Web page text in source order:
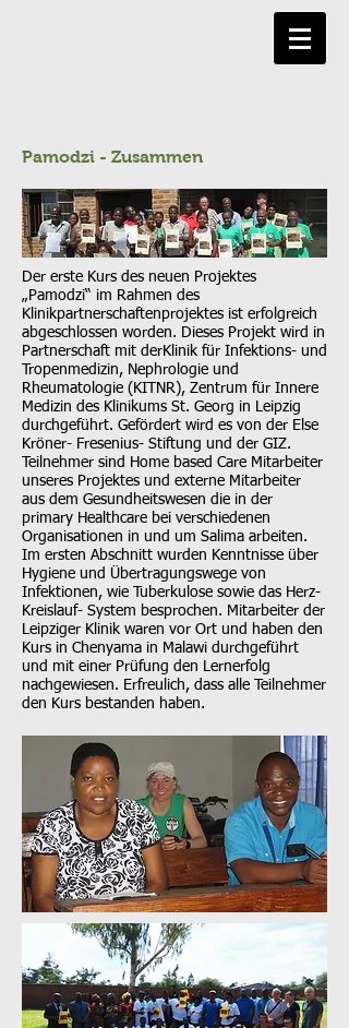
Pamodzi - Zusammen
Der erste Kurs des neuen Projektes
„Pamodzi“ im Rahmen des
Klinikpartnerschaftenprojektes ist erfolgreich
abgeschlossen worden. Dieses Projekt wird in
Partnerschaft mit derKlinik für Infektions- und
Tropenmedizin, Nephrologie und
Rheumatologie (KITNR), Zentrum für Innere
Medizin des Klinikums St. Georg in Leipzig
durchgeführt. Gefördert wird es von der Else
Kröner- Fresenius- Stiftung und der GIZ.
Teilnehmer sind Home based Care Mitarbeiter
unseres Projektes und externe Mitarbeiter
aus dem Gesundheitswesen die in der
primary Healthcare bei verschiedenen
Organisationen in und um Salima arbeiten.
Im ersten Abschnitt wurden Kenntnisse über
Hygiene und Übertragungswege von
Infektionen, wie Tuberkulose sowie das Herz-
Kreislauf- System besprochen. Mitarbeiter der
Leipziger Klinik waren vor Ort und haben den
Kurs in Chenyama in Malawi durchgeführt
und mit einer Prüfung den Lernerfolg
nachgewiesen. Erfreulich, dass alle Teilnehmer
den Kurs bestanden haben.